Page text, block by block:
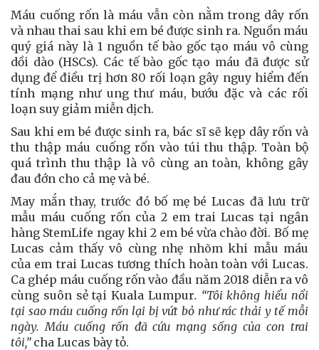
Máu cuống rốn là máu vẫn còn nằm trong dây rốn
và nhau thai sau khi em bé được sinh ra. Nguồn máu
quý giá này là 1 nguồn tế bào gốc tạo máu vô cùng
dồi dào (HSCs). Các tế bào gốc tạo máu đã được sử
dụng để điều trị hơn 80 rối loạn gây nguy hiểm đến
tính mạng như ung thư máu, bướu đặc và các rối
loạn suy giảm miễn dịch.
Sau khi em bé được sinh ra, bác sĩ sẽ kẹp dây rốn và
thu thập máu cuống rốn vào túi thu thập. Toàn bộ
quá trình thu thập là vô cùng an toàn, không gây
đau đớn cho cả mẹ và bé.
May mắn thay, trước đó bố mẹ bé Lucas đã lưu trữ
mẫu máu cuống rốn của 2 em trai Lucas tại ngân
hàng StemLife ngay khi 2 em bé vừa chào đời. Bố mẹ
Lucas cảm thấy vô cùng nhẹ nhõm khi mẫu máu
của em trai Lucas tương thích hoàn toàn với Lucas.
Ca ghép máu cuống rốn vào đầu năm 2018 diễn ra vô
cùng suôn sẻ tại Kuala Lumpur. “Tôi không hiểu nổi
tại sao máu cuống rốn lại bị vứt bỏ như rác thải y tế mỗi
ngày. Máu cuống rốn đã cứu mạng sống của con trai
tôi,”cha Lucas bày tỏ.